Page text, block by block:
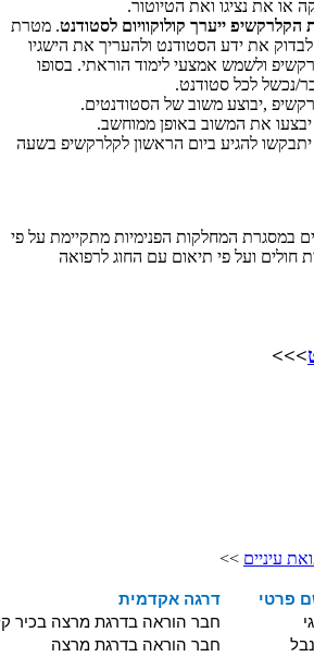
או את נציגו ואת הטיוטור.
ייערך קולוקוויום לסטודנט. מטרת
לבדוק את ידע הסטודנט ולהעריך את הישגיו
ולשמש אמצעי לימוד הוראתי. בסופו
נכשל לכל סטודנט.
,יבוצע משוב של הסטודנטים.
את המשוב באופן ממוחשב.
להגיע ביום הראשון לקלרקשיפ בשעה
במסגרת המחלקות הפנימיות מתקיימת על פי
חולים ועל פי תיאום עם החוג לרפואה
>>>
עיניים >>
פרטי
דרגה אקדמית
חבר הוראה בדרגת מרצה בכיר
חבר הוראה בדרגת מרצה